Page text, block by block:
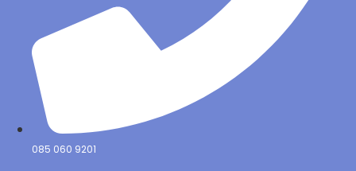
085 060 9201